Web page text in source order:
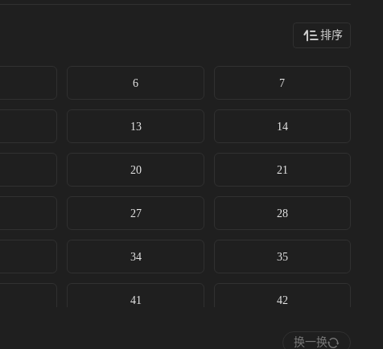
排序
6 7
13 14
20 21
27 28
34 35
41 42
换一换